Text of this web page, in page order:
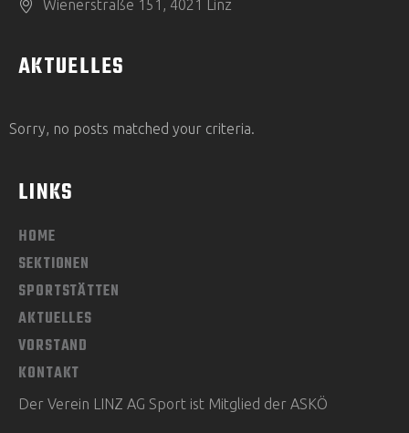
Wienerstraße 151, 4021 Linz
AKTUELLES
Sorry, no posts matched your criteria.
LINKS
HOME
SEKTIONEN
SPORTSTÄTTEN
AKTUELLES
VORSTAND
KONTAKT
Der Verein LINZ AG Sport ist Mitglied der ASKÖ